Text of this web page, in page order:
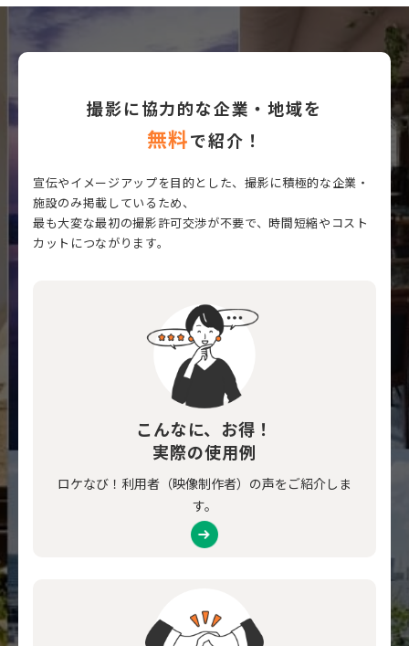
撮影に協力的な企業・地域を
無料で紹介！
宣伝やイメージアップを目的とした、撮影に積極的な企業・
施設のみ掲載しているため、
最も大変な最初の撮影許可交渉が不要で、時間短縮やコスト
カットにつながります。
こんなに、お得！
実際の使用例
ロケなび！利用者（映像制作者）の声をご紹介しま
す。